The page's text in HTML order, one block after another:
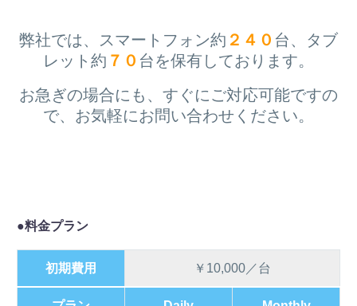
弊社では、スマートフォン約 ２４０ 台、タブ
レット約 ７０ 台を保有しております。
お急ぎの場合にも、すぐにご対応可能ですの
で、 お気軽にお問い合わせください。
●料金プラン
初期費用 ￥10,000／台